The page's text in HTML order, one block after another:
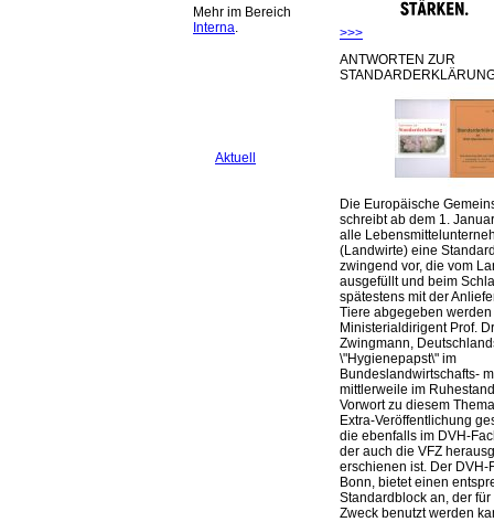
Mehr im Bereich
Interna.
Aktuell
>>>
ANTWORTEN ZUR
Die Europäische
schreibt ab dem 1.
alle
(Landwirte) eine
zwingend vor, die vom
ausgefüllt und beim
spätestens mit der
Tiere abgegeben werden
Ministerialdirigent Prof.
Zwingmann,
\"Hygienepapst\" im
Bundeslandwirtschafts-
mittlerweile im
Vorwort zu diesem
Extra-Veröffentlichung
die ebenfalls im DVH-
der auch die VFZ
erschienen ist. Der DVH-
Bonn, bietet einen
Standardblock an, der
Zweck benutzt werden